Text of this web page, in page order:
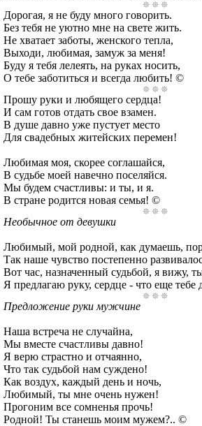
Дорогая, я не буду много говорить.
Без тебя не уютно мне на свете жить.
Не хватает заботы, женского тепла,
Выходи, любимая, замуж за меня!
Буду я тебя лелеять, на руках носить,
О тебе заботиться и всегда любить! ©
Прошу руки и любящего сердца!
И сам готов отдать свое взамен.
В душе давно уже пустует место
Для свадебных житейских перемен!
Любимая моя, скорее соглашайся,
В судьбе моей навечно поселяйся.
Мы будем счастливы: и ты, и я.
В стране родится новая семья! ©
Необычное от девушки
Любимый, мой родной, как думаешь,
Так наше чувство постепенно
Вот час, назначенный судьбой, я вижу,
Я предлагаю руку, сердце - что еще тебе
Предложение руки мужчине
Наша встреча не случайна,
Мы вместе счастливы давно!
Я верю страстно и отчаянно,
Что так судьбой нам суждено!
Как воздух, каждый день и ночь,
Любимый, ты мне очень нужен!
Прогоним все сомненья прочь!
Родной! Ты станешь моим мужем?.. ©